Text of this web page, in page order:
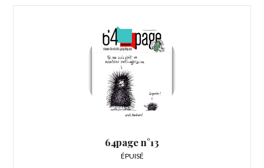
64page n°13
ÉPUISÉ